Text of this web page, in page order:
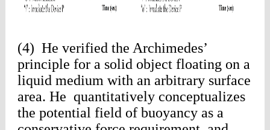
(4) He verified the Archimedes’
principle for a solid object floating on a
liquid medium with an arbitrary surface
area. He quantitatively conceptualizes
the potential field of buoyancy as a